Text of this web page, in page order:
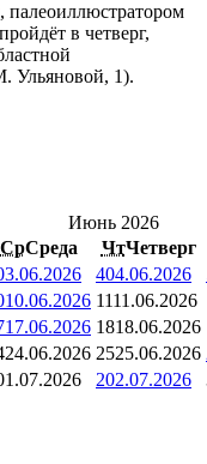
палеоиллюстратором
в четверг,
Ульяновой, 1).
Июнь 2026
СрСреда ЧтЧетверг
404.06.2026
10.06.2026 1111.06.2026
17.06.2026 1818.06.2026
24.06.2026 2525.06.2026
202.07.2026